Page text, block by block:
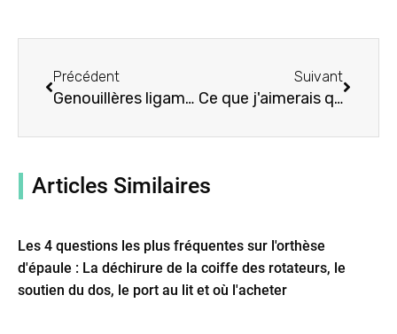
Précédent
Genouillères ligamentaires et blessures : ACL, MCL, LCL et PCL
Suivant
Ce que j'aimerais que tout le monde sache sur l'arthrite du pouce
Articles Similaires
Les 4 questions les plus fréquentes sur l'orthèse
d'épaule : La déchirure de la coiffe des rotateurs, le
soutien du dos, le port au lit et où l'acheter